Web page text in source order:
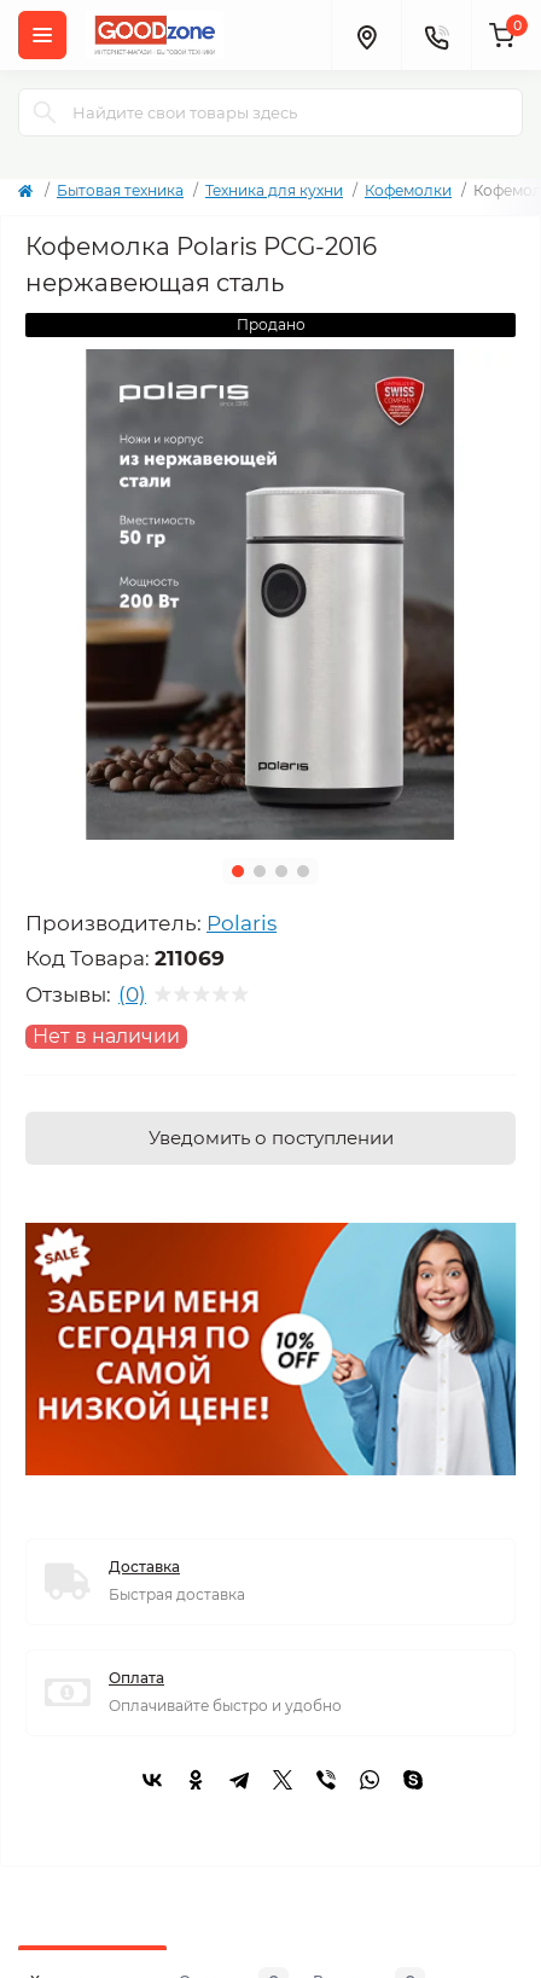
0
Бытовая техника Техника для кухни Кофемолки
Кофемолка Polaris PCG-2016
нержавеющая сталь
Продано
Производитель: Polaris
Код Товара: 211069
Отзывы: (0)
Нет в наличии
Уведомить о поступлении
Доставка
Быстрая доставка
Оплата
Оплачивайте быстро и удобно